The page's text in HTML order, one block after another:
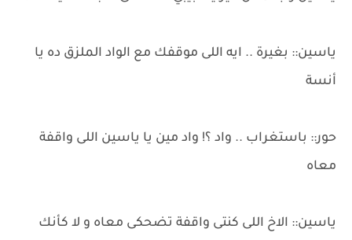
ياسين:: بغيرة .. ايه اللى موقفك مع الواد الملزق ده يا
أنسة
حور:: باستغراب .. واد ؟! واد مين يا ياسين اللى واقفة
معاه
ياسين:: الاخ اللى كنتى واقفة تضحكى معاه و لا كأنك